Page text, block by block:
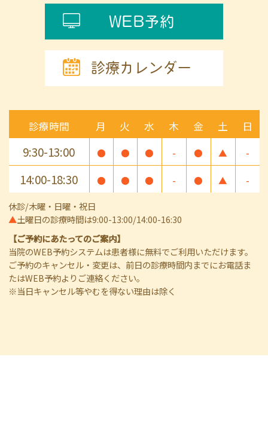
WEB予約
診療カレンダー
診療時間 月 火 水 木 金 土 日
9:30-13:00 ● ● ● - ● ▲ -
14:00-18:30 ● ● ● - ● ▲ -
休診/木曜・日曜・祝日
▲土曜日の診療時間は9:00-13:00/14:00-16:30
【ご予約にあたってのご案内】
当院のWEB予約システムは患者様に無料でご利用いただけます。
ご予約のキャンセル・変更は、前日の診療時間内までにお電話ま
たはWEB予約よりご連絡ください。
※当日キャンセル等やむを得ない理由は除く